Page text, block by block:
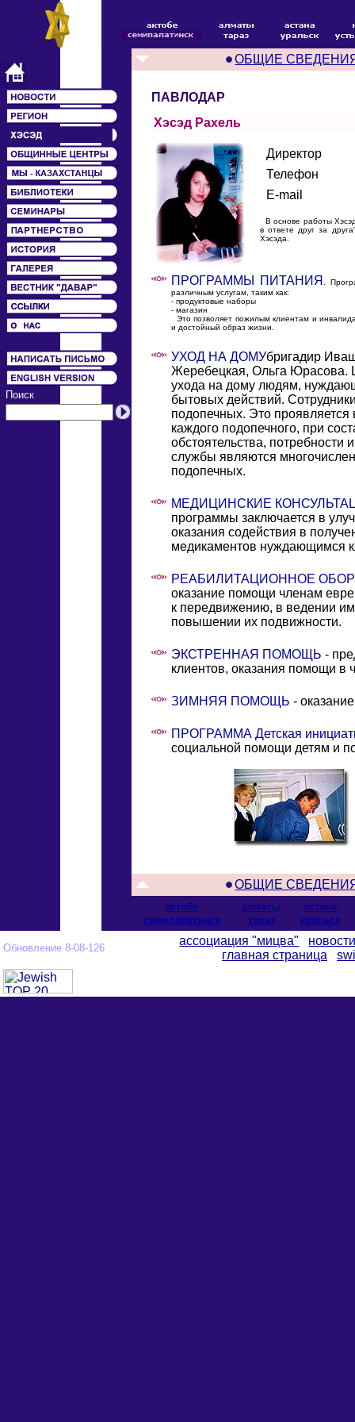
Поиск
ОБЩИЕ
ПАВЛОДАР
Хэсэд Рахель
Директор
Телефон
E-mail
В основе работы
в ответе друг за
Хэсэда.
ПРОГРАММЫ ПИТАНИЯ
.
различным услугам, таким как:
- продуктовые наборы
- магазин
Это позволяет пожилым клиентам и
и достойный образ жизни.
УХОД НА ДОМУбригадир
Жеребецкая, Ольга Юрасова.
ухода на дому людям,
бытовых действий.
подопечных. Это
каждого подопечного, при
обстоятельства, потребности
службы являются
подопечных.
МЕДИЦИНСКИЕ
программы заключается в
оказания содействия в
медикаментов нуждающимся
РЕАБИЛИТАЦИОННОЕ
оказание помощи членам
к передвижению, в ведении
повышении их подвижности.
ЭКСТРЕННАЯ ПОМОЩЬ -
клиентов, оказания помощи в
ЗИМНЯЯ ПОМОЩЬ -
ПРОГРАММА Детская
социальной помощи детям и
ОБЩИЕ
актобе алматы
астана
cемипалатинск
тараз уральск
Обновление 8-08-126
ассоциация "мицва"
главная страница